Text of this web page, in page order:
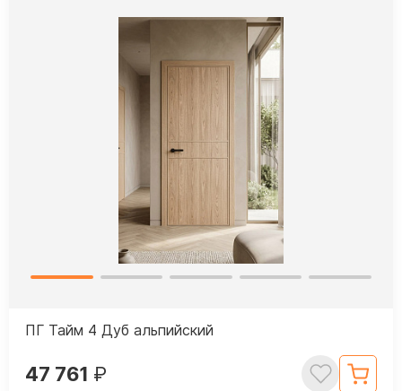
ПГ Тайм 4 Дуб альпийский
47 761 ₽